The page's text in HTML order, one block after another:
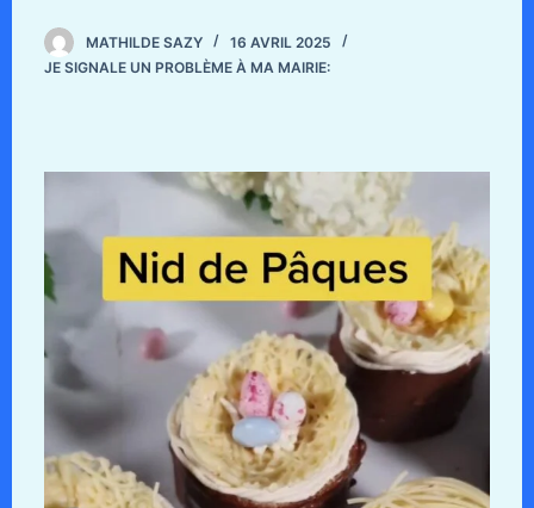
MATHILDE SAZY
16 AVRIL 2025
JE SIGNALE UN PROBLÈME À MA MAIRIE: